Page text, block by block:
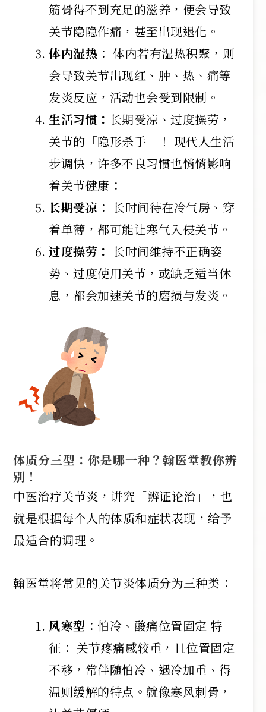
筋骨得不到充足的滋养，便会导致
关节隐隐作痛，甚至出现退化。
体内湿热 ： 体内若有湿热积聚，则
会导致关节出现红、肿、热、痛等
发炎反应，活动也会受到限制。
生活习惯： 长期受凉、过度操劳，
关节的「隐形杀手」！ 现代人生活
步调快，许多不良习惯也悄悄影响
着关节健康：
长期受凉 ： 长时间待在冷气房、穿
着单薄，都可能让寒气入侵关节。
过度操劳： 长时间维持不正确姿
势、过度使用关节，或缺乏适当休
息，都会加速关节的磨损与发炎。
体质分三型：你是哪一种？翰医堂教你辨
别！
中医治疗关节炎，讲究「辨证论治」，也
就是根据每个人的体质和症状表现，给予
最适合的调理。
翰医堂将常见的关节炎体质分为三种类：
风寒型 ：怕冷、酸痛位置固定 特
征： 关节疼痛感较重，且位置固定
不移，常伴随怕冷、遇冷加重、得
温则缓解的特点。就像寒风刺骨，